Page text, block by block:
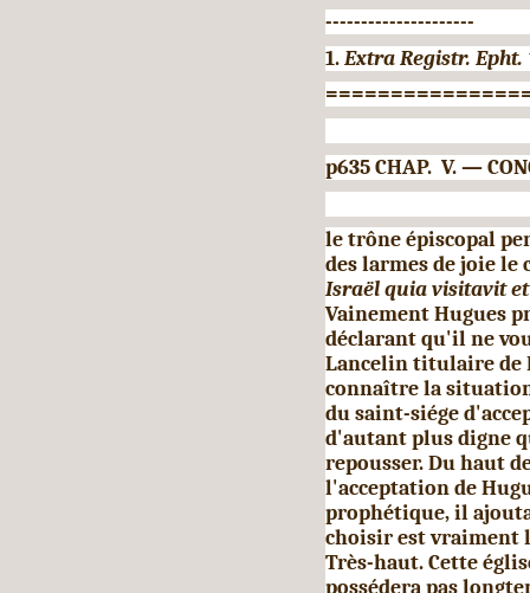
---------------------
1.Extra Registr. Epht.
p635 CHAP. V. —
le trône épiscopal
des larmes de joie le
Israël quia visitavit
Vainement Hugues
déclarant qu'il ne
Lancelin titulaire de
connaître la
du saint-siége
d'autant plus digne
repousser. Du haut
l'acceptation de
prophétique, il
choisir est vraiment
Très-haut. Cette